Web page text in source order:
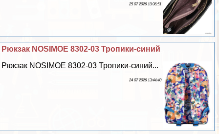
25 07 2026 10:36:51
Рюкзак NOSIMOE 8302-03 Тропики-синий
Рюкзак NOSIMOE 8302-03 Тропики-синий...
24 07 2026 13:44:40